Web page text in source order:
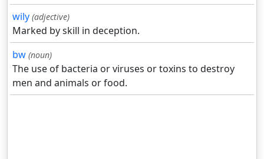
wily (adjective)
Marked by skill in deception.
bw (noun)
The use of bacteria or viruses or toxins to destroy
men and animals or food.